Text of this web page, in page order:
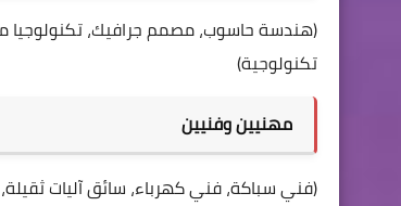
تكنولوجية)
مهنيين وفنيين
(فني سباكة، فني كهرباء، سائق آليات